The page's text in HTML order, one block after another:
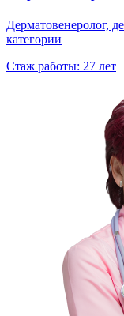
Дерматовенеролог,
категории
Стаж работы: 27 лет